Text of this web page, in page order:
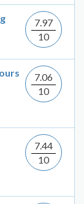
7.97
10
7.06
10
7.44
10